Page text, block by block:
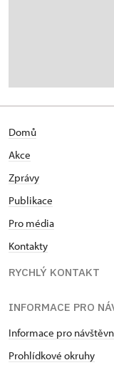
Domů
Akce
Zprávy
Publikace
Pro média
Kontakty
RYCHLÝ KONTAKT
INFORMACE PRO
Informace pro
Prohlídkové okruhy